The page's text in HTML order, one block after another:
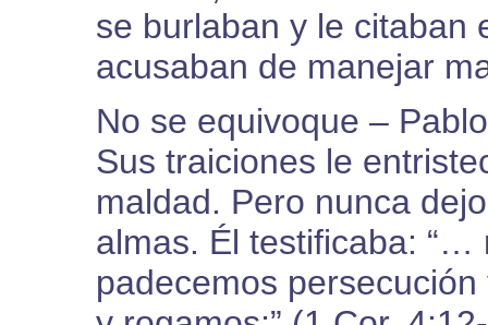
se burlaban y le citaban
acusaban de manejar
No se equivoque –
Sus traiciones le
maldad. Pero nunca
almas. Él testificaba: “…
padecemos